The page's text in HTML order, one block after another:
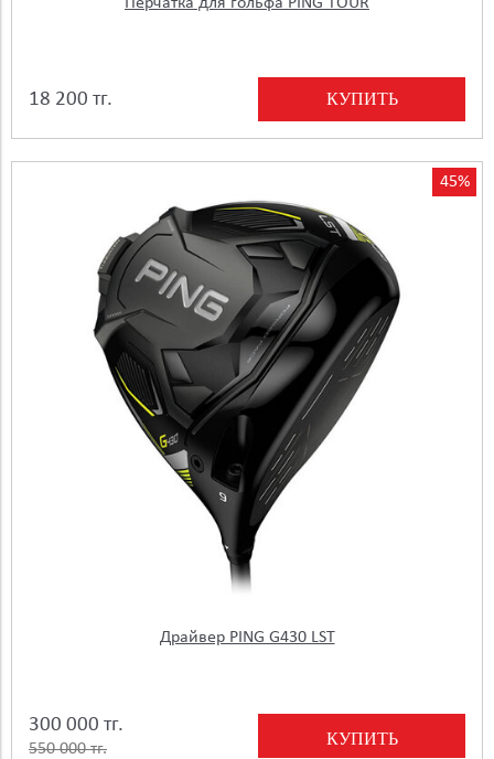
18 200 тг. КУПИТЬ
45%
Драйвер PING G430 LST
300 000 тг.
550 000 тг.
КУПИТЬ